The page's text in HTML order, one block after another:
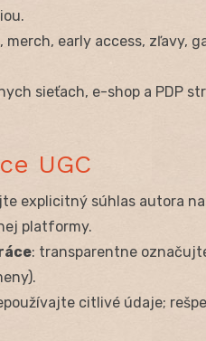
early access, zľavy,
sieťach, e-shop a PDP
UGC
explicitný súhlas autora
platformy.
: transparentne
citlivé údaje;